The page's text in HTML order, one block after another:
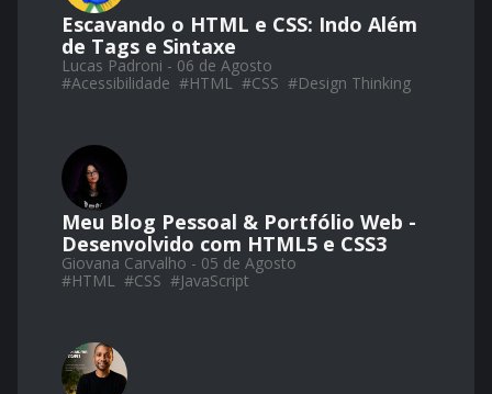
Escavando o HTML e CSS: Indo Além
de Tags e Sintaxe
Lucas Padroni - 06 de Agosto
#Acessibilidade #HTML #CSS #Design Thinking
Meu Blog Pessoal & Portfólio Web -
Desenvolvido com HTML5 e CSS3
Giovana Carvalho - 05 de Agosto
#HTML #CSS #JavaScript